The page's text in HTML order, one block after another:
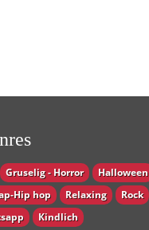
Gruselig - Horror Halloween
Hip hop Relaxing Rock
Кindlich